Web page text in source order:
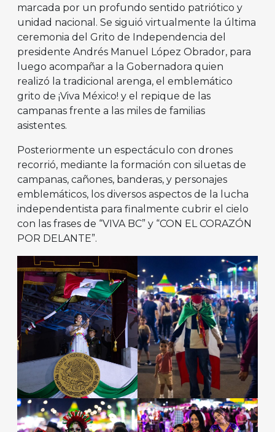
marcada por un profundo sentido patriótico y
unidad nacional. Se siguió virtualmente la última
ceremonia del Grito de Independencia del
presidente Andrés Manuel López Obrador, para
luego acompañar a la Gobernadora quien
realizó la tradicional arenga, el emblemático
grito de ¡Viva México! y el repique de las
campanas frente a las miles de familias
asistentes.
Posteriormente un espectáculo con drones
recorrió, mediante la formación con siluetas de
campanas, cañones, banderas, y personajes
emblemáticos, los diversos aspectos de la lucha
independentista para finalmente cubrir el cielo
con las frases de “VIVA BC” y “CON EL CORAZÓN
POR DELANTE”.